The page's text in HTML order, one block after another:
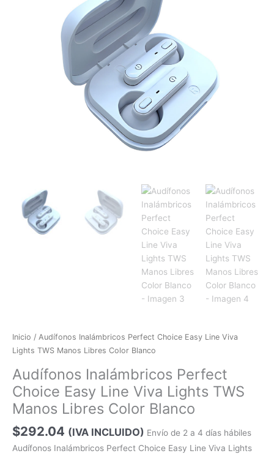
Inicio / Audífonos Inalámbricos Perfect Choice Easy Line Viva
Lights TWS Manos Libres Color Blanco
Audífonos Inalámbricos Perfect
Choice Easy Line Viva Lights TWS
Manos Libres Color Blanco
$292.04 (IVA INCLUIDO) Envío de 2 a 4 días hábiles
Audífonos Inalámbricos Perfect Choice Easy Line Viva Lights